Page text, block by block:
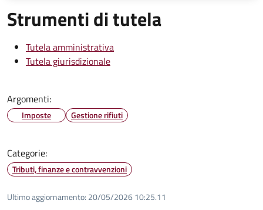
Strumenti di tutela
Tutela amministrativa
Tutela giurisdizionale
Argomenti:
Imposte Gestione rifiuti
Categorie:
Tributi, finanze e contravvenzioni
Ultimo aggiornamento: 20/05/2026 10:25.11